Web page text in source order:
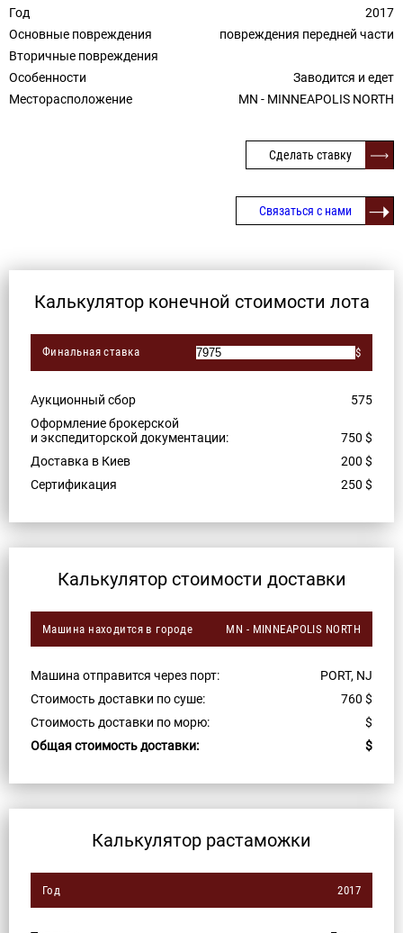
Год
2017
Основные повреждения
повреждения передней части
Вторичные повреждения
Особенности
Заводится и едет
Месторасположение
MN - MINNEAPOLIS NORTH
Сделать ставку
Связаться с нами
Калькулятор конечной стоимости лота
Финальная ставка $
Аукционный сбор
575
Оформление брокерской
и экспедиторской документации:
750 $
Доставка в Киев
200 $
Сертификация
250 $
Калькулятор стоимости доставки
Машина находится в городе MN - MINNEAPOLIS NORTH
Машина отправится через порт:
PORT, NJ
Стоимость доставки по суше:
760 $
Стоимость доставки по морю:
$
Общая стоимость доставки:
$
Калькулятор растаможки
Год 2017